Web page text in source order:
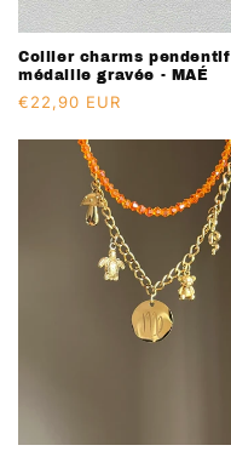
Collier charms pendentif
médaille gravée - MAÉ
Prix
€22,90 EUR